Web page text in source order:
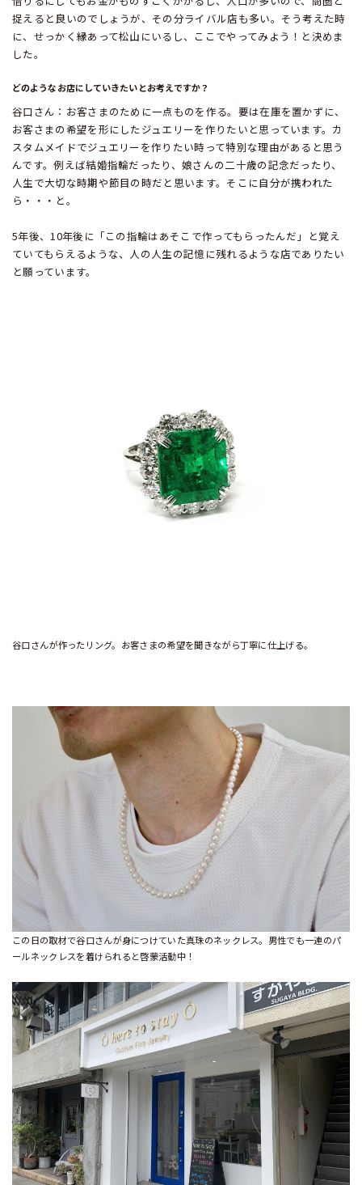
捉えると良いのでしょうが、その分ライバル店も多い。そう考えた時
に、せっかく縁あって松山にいるし、ここでやってみよう！と決めま
した。
どのようなお店にしていきたいとお考えですか？
谷口さん：お客さまのために一点ものを作る。要は在庫を置かずに、
お客さまの希望を形にしたジュエリーを作りたいと思っています。カ
スタムメイドでジュエリーを作りたい時って特別な理由があると思う
んです。例えば結婚指輪だったり、娘さんの二十歳の記念だったり、
人生で大切な時期や節目の時だと思います。そこに自分が携われた
ら・・・と。
5年後、10年後に「この指輪はあそこで作ってもらったんだ」と覚え
ていてもらえるような、人の人生の記憶に残れるような店でありたい
と願っています。
谷口さんが作ったリング。お客さまの希望を聞きながら丁寧に仕上げる。
この日の取材で谷口さんが身につけていた真珠のネックレス。男性でも一連のパ
ールネックレスを着けられると啓蒙活動中！